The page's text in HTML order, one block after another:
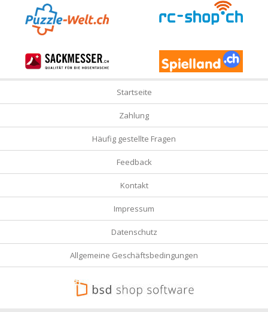
Startseite
Zahlung
Häufig gestellte Fragen
Feedback
Kontakt
Impressum
Datenschutz
Allgemeine Geschäftsbedingungen